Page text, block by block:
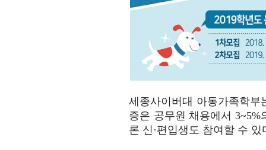
세종사이버대 아동가족학
증은 공무원 채용에서
론 신·편입생도 참여할 수 있